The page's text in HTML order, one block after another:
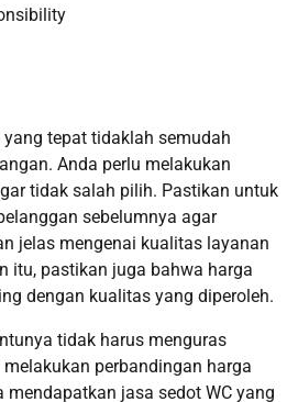
tepat tidaklah semudah
Anda perlu melakukan
tidak salah pilih. Pastikan untuk
sebelumnya agar
jelas mengenai kualitas layanan
itu, pastikan juga bahwa harga
dengan kualitas yang diperoleh.
tidak harus menguras
perbandingan harga
mendapatkan jasa sedot WC yang